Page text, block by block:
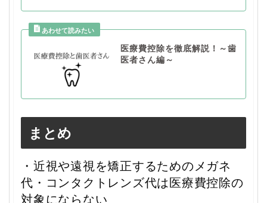
医療費控除を徹底解説！～歯
医者さん編～
まとめ
・近視や遠視を矯正するためのメガネ
代・コンタクトレンズ代は医療費控除の
対象にならない